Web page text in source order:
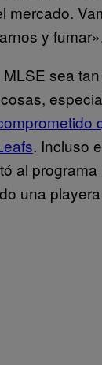
mercado.
y
sea
. Incluso
al programa
una